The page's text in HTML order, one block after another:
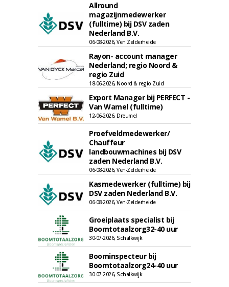
Allround
magazijnmedewerker
(fulltime) bij DSV zaden
Nederland B.V.
06-08-2026, Ven Zelderheide
Rayon- account manager
Nederland; regio Noord &
regio Zuid
18-06-2026, Noord & regio Zuid
Export Manager bij PERFECT -
Van Wamel (fulltime)
12-06-2026, Dreumel
Proefveldmedewerker/
Chauffeur
landbouwmachines bij DSV
zaden Nederland B.V.
06-08-2026, Ven-Zelderheide
Kasmedewerker (fulltime) bij
DSV zaden Nederland B.V.
06-08-2026, Ven-Zelderheide
Groeiplaats specialist bij
Boomtotaalzorg32-40 uur
30-07-2026, Schalkwijk
Boominspecteur bij
Boomtotaalzorg24-40 uur
30-07-2026, Schalkwijk